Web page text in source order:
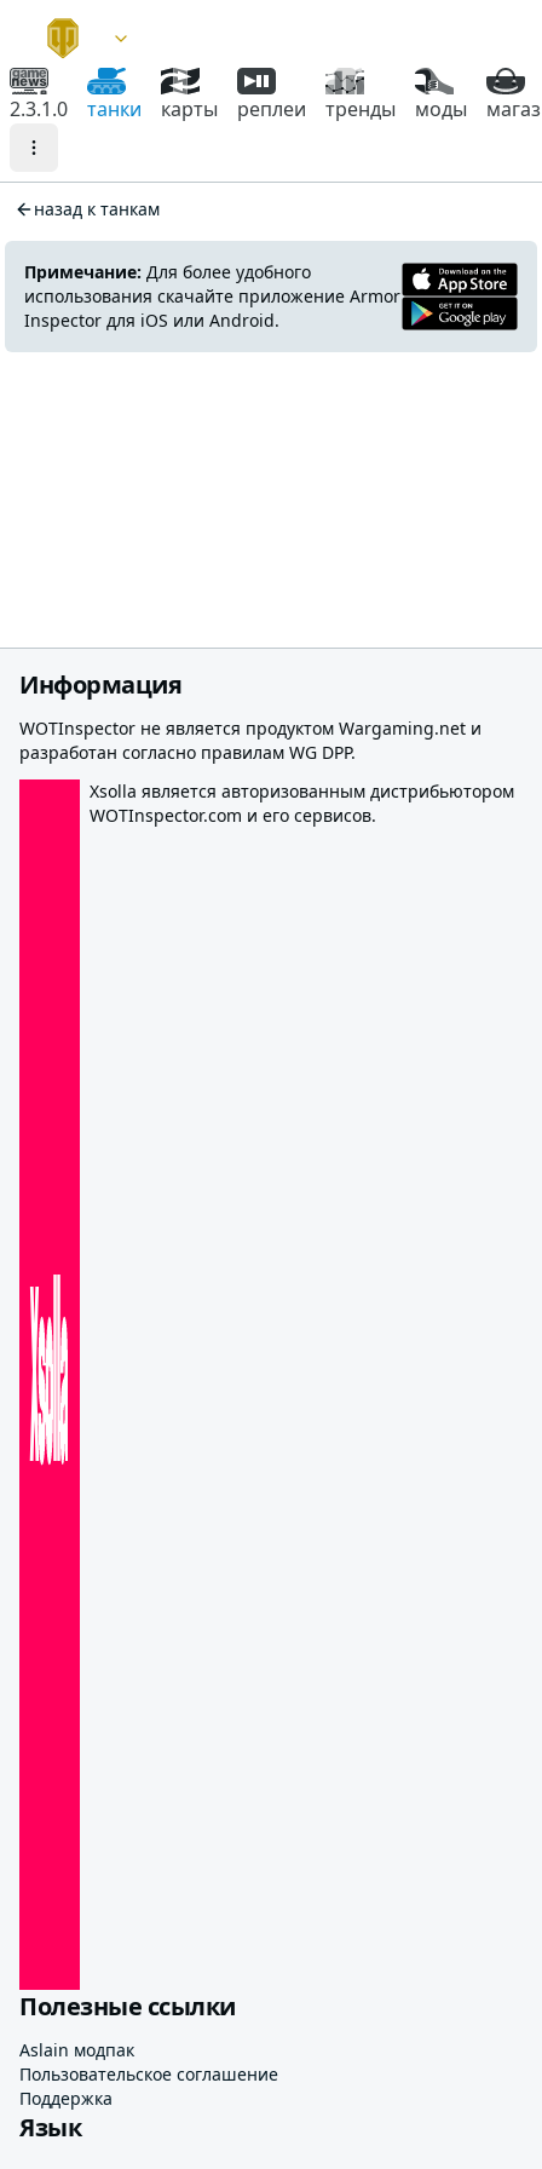
2.3.1.0 танки карты реплеи тренды моды
назад к танкам
Примечание: Для более удобного
использования скачайте приложение Armor
Inspector для iOS или Android.
Информация
WOTInspector не является продуктом Wargaming.net и
разработан согласно правилам WG DPP.
Xsolla является авторизованным дистрибьютором
WOTInspector.com и его сервисов.
Полезные ссылки
Aslain модпак
Пользовательское соглашение
Поддержка
Язык